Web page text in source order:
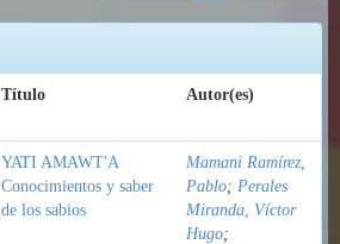
Título Autor(es)
YATI AMAWT'A
Conocimientos y saber
de los sabios
Mamani Ramírez,
Pablo; Perales
Miranda, Víctor
Hugo;